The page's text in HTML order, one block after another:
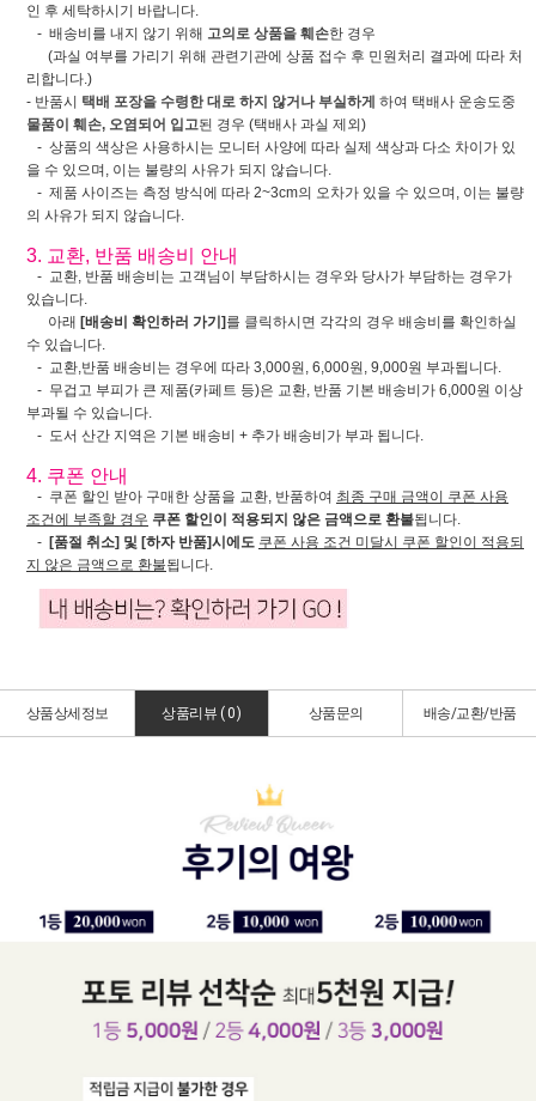
인 후 세탁하시기 바랍니다.
- 배송비를 내지 않기 위해 고의로 상품을 훼손한 경우
(과실 여부를 가리기 위해 관련기관에 상품 접수 후 민원처리 결과에 따라 처
리합니다.)
- 반품시 택배 포장을 수령한 대로 하지 않거나 부실하게 하여 택배사 운송도중
물품이 훼손, 오염되어 입고된 경우 (택배사 과실 제외)
- 상품의 색상은 사용하시는 모니터 사양에 따라 실제 색상과 다소 차이가 있
을 수 있으며, 이는 불량의 사유가 되지 않습니다.
- 제품 사이즈는 측정 방식에 따라 2~3cm의 오차가 있을 수 있으며, 이는 불량
의 사유가 되지 않습니다.
3. 교환, 반품 배송비 안내
- 교환, 반품 배송비는 고객님이 부담하시는 경우와 당사가 부담하는 경우가
있습니다.
아래 [배송비 확인하러 가기]를 클릭하시면 각각의 경우 배송비를 확인하실
수 있습니다.
- 교환,반품 배송비는 경우에 따라 3,000원, 6,000원, 9,000원 부과됩니다.
- 무겁고 부피가 큰 제품(카페트 등)은 교환, 반품 기본 배송비가 6,000원 이상
부과될 수 있습니다.
- 도서 산간 지역은 기본 배송비 + 추가 배송비가 부과 됩니다.
4. 쿠폰 안내
- 쿠폰 할인 받아 구매한 상품을 교환, 반품하여 최종 구매 금액이 쿠폰 사용
조건에 부족할 경우 쿠폰 할인이 적용되지 않은 금액으로 환불됩니다.
- [품절 취소] 및 [하자 반품]시에도 쿠폰 사용 조건 미달시 쿠폰 할인이 적용되
지 않은 금액으로 환불됩니다.
상품상세정보 상품리뷰 (0) 상품문의 배송/교환/반품